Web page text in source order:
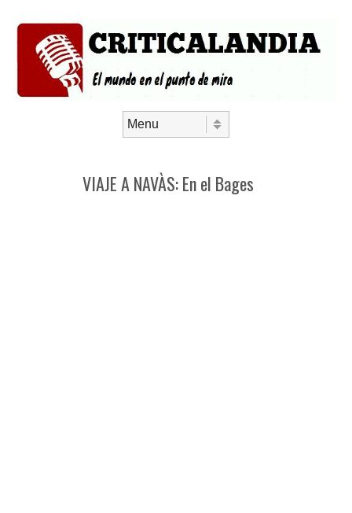
VIAJE A NAVÀS: En el Bages